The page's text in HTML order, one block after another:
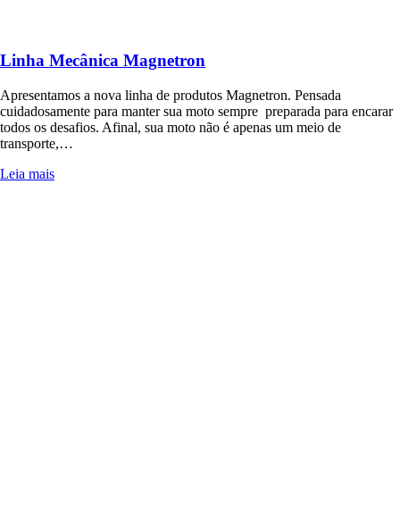
Linha Mecânica Magnetron
Apresentamos a nova linha de produtos Magnetron. Pensada
cuidadosamente para manter sua moto sempre preparada para encarar
todos os desafios. Afinal, sua moto não é apenas um meio de
transporte,…
Leia mais